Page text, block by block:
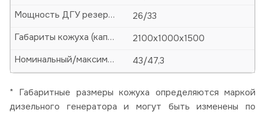
26/33
Мощность ДГУ резервная (кВт/кВА)
2100х1000х1500
Габариты кожуха (капота)-ДхШхВ, мм
43/47,3
Номинальный/максимальный ток, А
* Габаритные размеры кожуха определяются маркой
дизельного генератора и могут быть изменены по